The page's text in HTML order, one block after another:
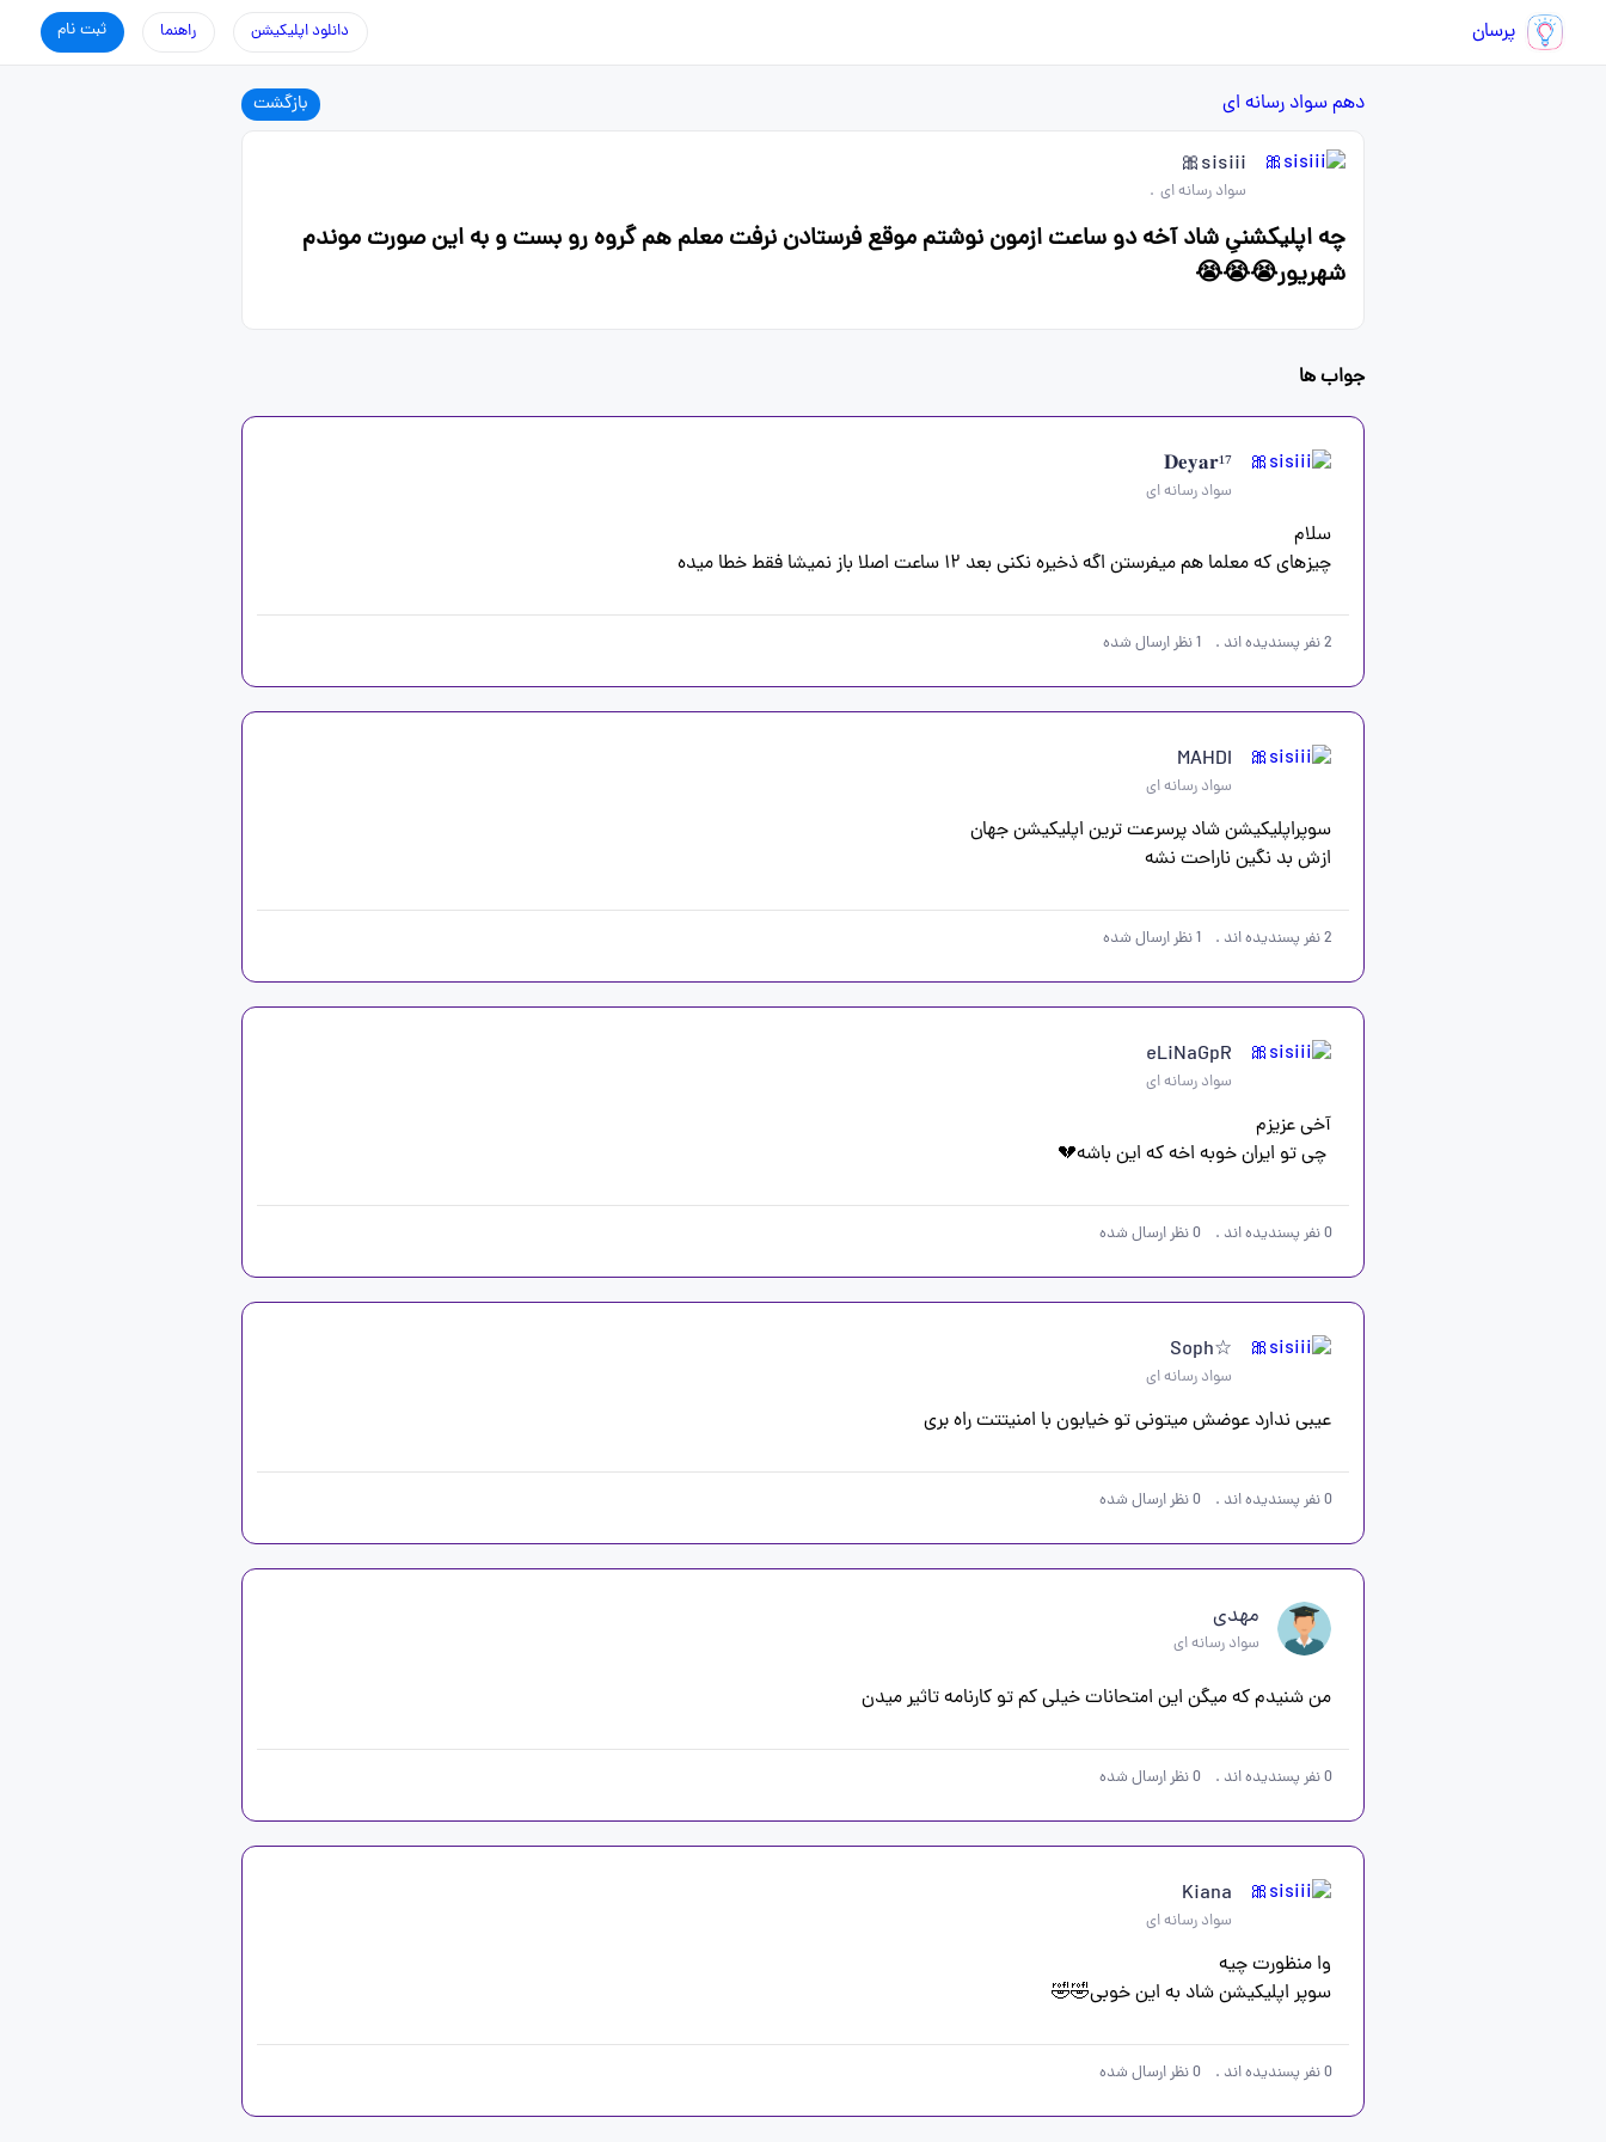
پرسان ثبت نام راهنما دانلود اپلیکیشن
دهمسواد رسانه ای بازگشت
sisiii🎀
سواد رسانه ای .
چه اپلیکشنیِ شاد آخه دو ساعت ازمون نوشتم موقع فرستادن نرفت معلم هم گروه رو بست و به این صورت موندم
شهریور😭😭😭
جواب ها
𝐃𝐞𝐲𝐚𝐫¹⁷
سواد رسانه ای
چیزهای که معلما هم میفرستن اگه ذخیره نکنی بعد ۱۲ ساعت اصلا باز نمیشا فقط خطا میده
2نفر پسندیده اند .
1نظر ارسال شده
MAHDI
سواد رسانه ای
سوپراپلیکیشن شاد پرسرعت ترین اپلیکیشن جهان
ازش بد نگین ناراحت نشه
2نفر پسندیده اند .
1نظر ارسال شده
eLiNaGpR
سواد رسانه ای
آخی عزیزم
0نفر پسندیده اند .
0نظر ارسال شده
☆Soph
سواد رسانه ای
عیبی ندارد عوضش میتونی تو خیابون با امنیتتت راه بری
0نفر پسندیده اند .
0نظر ارسال شده
مهدی
سواد رسانه ای
من شنیدم که میگن این امتحانات خیلی کم تو کارنامه تاثیر میدن
0نفر پسندیده اند .
0نظر ارسال شده
Kiana
سواد رسانه ای
وا منظورت چیه
سوپر اپلیکیشن شاد به این خوبی🤣🤣
0نفر پسندیده اند .
0نظر ارسال شده